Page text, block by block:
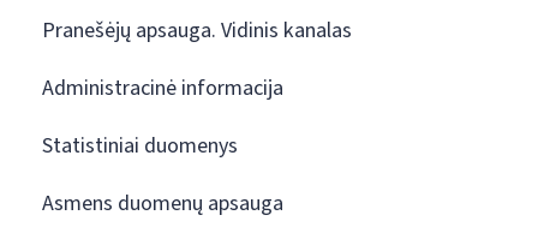
Pranešėjų apsauga. Vidinis kanalas
Administracinė informacija
Statistiniai duomenys
Asmens duomenų apsauga